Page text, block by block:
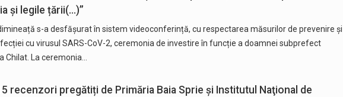
și legile țării(…)”
s-a desfășurat în sistem videoconferință, cu respectarea măsurilor de prevenire și
cu virusul SARS-CoV-2, ceremonia de investire în funcție a doamnei subprefect
Chilat. La ceremonia…
recenzori pregătiți de Primăria Baia Sprie și Institutul Naţional de